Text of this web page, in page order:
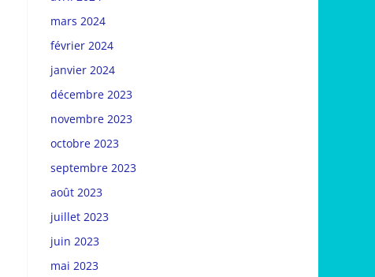
mars 2024
février 2024
janvier 2024
décembre 2023
novembre 2023
octobre 2023
septembre 2023
août 2023
juillet 2023
juin 2023
mai 2023